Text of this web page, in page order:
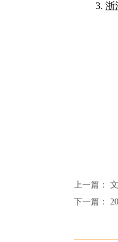
3. 浙
上一篇：
下一篇：